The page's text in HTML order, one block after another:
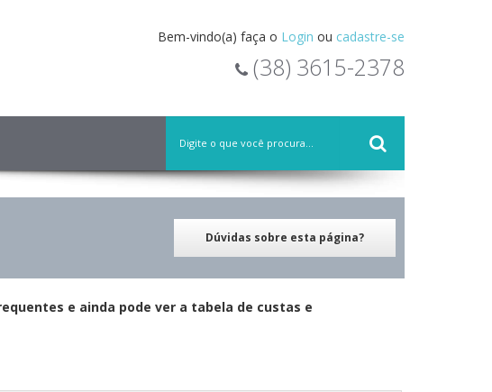
Bem-vindo(a) faça o Login ou cadastre-se
(38) 3615-2378
Dúvidas sobre esta página?
e ainda pode ver a tabela de custas e